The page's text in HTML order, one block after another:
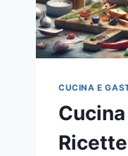
CUCINA E